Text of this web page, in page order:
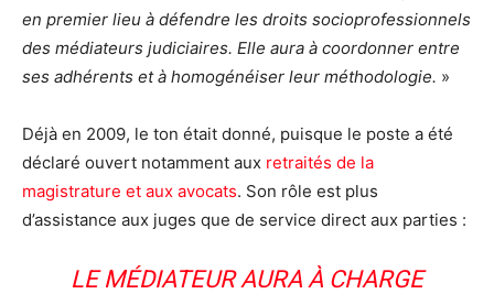
en premier lieu à défendre les droits socioprofessionnels
des médiateurs judiciaires. Elle aura à coordonner entre
ses adhérents et à homogénéiser leur méthodologie. »
Déjà en 2009, le ton était donné, puisque le poste a été
déclaré ouvert notamment aux retraités de la
magistrature et aux avocats. Son rôle est plus
d’assistance aux juges que de service direct aux parties :
LE MÉDIATEUR AURA À CHARGE